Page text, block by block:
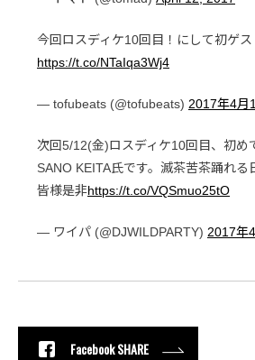
今回ロスディケ10回目！にして初ゲス
https://t.co/NTaIqa3Wj4
— tofubeats (@tofubeats) 2017年4月
次回5/12(金)ロスディケ10回目、初め
SANO KEITA氏です。滅茶苦茶踊れる
皆様是非https://t.co/VQSmuo25tO
— ワイパ (@DJWILDPARTY) 2017年
Facebook SHARE